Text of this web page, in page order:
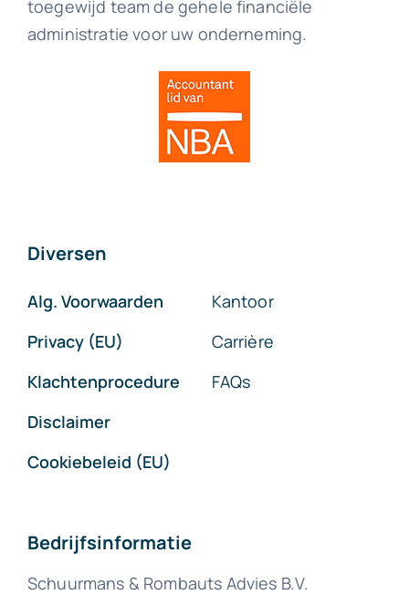
toegewijd team de gehele financiële
administratie voor uw onderneming.
Diversen
Alg. Voorwaarden
Privacy (EU)
Klachtenprocedure
Disclaimer
Cookiebeleid (EU)
Kantoor
Carrière
FAQs
Bedrijfsinformatie
Schuurmans & Rombauts Advies B.V.